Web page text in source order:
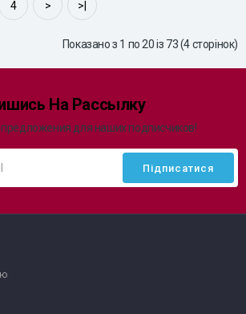
4 > >|
Показано з 1 по 20 із 73 (4 сторінок)
На Рассылку
для наших подписчиков!